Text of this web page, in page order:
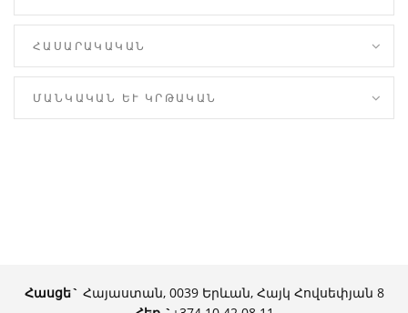
ՀԱՍԱՐԱԿԱԿԱՆ
ՄԱՆԿԱԿԱՆ ԵՒ ԿՐԹԱԿԱՆ
Հասցե` Հայաստան, 0039 Երևան, Հայկ Հովսեփյան 8